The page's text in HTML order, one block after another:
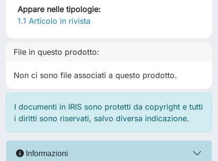
Appare nelle tipologie:
1.1 Articolo in rivista
File in questo prodotto:
Non ci sono file associati a questo prodotto.
I documenti in IRIS sono protetti da copyright e tutti
i diritti sono riservati, salvo diversa indicazione.
Informazioni